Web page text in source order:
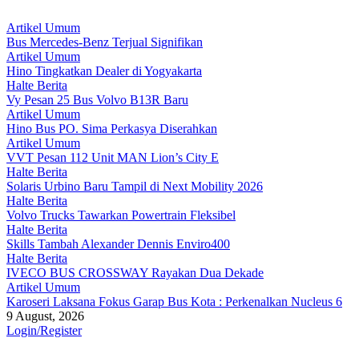
Artikel Umum
Bus Mercedes-Benz Terjual Signifikan
Artikel Umum
Hino Tingkatkan Dealer di Yogyakarta
Halte Berita
Vy Pesan 25 Bus Volvo B13R Baru
Artikel Umum
Hino Bus PO. Sima Perkasya Diserahkan
Artikel Umum
VVT Pesan 112 Unit MAN Lion’s City E
Halte Berita
Solaris Urbino Baru Tampil di Next Mobility 2026
Halte Berita
Volvo Trucks Tawarkan Powertrain Fleksibel
Halte Berita
Skills Tambah Alexander Dennis Enviro400
Halte Berita
IVECO BUS CROSSWAY Rayakan Dua Dekade
Artikel Umum
Karoseri Laksana Fokus Garap Bus Kota : Perkenalkan Nucleus 6
9 August, 2026
Login/Register